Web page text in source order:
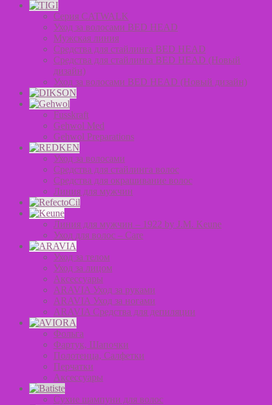
Серия CATWALK
Уход за волосами BED HEAD
Мужская линия
Средства для стайлинга BED HEAD
Средства для стайлинга BED HEAD (Новый
дизайн)
Уход за волосами BED HEAD (Новый дизайн)
Fusskraft
Gehwol Med
Gehwol Preparations
Уход за волосами
Средства для стайлинга волос
Средства для окрашивание волос
Линия для мужчин
Линия для мужчин – 1922 by J.M. Keune
Уход для волос – Сare
Уход за телом
Уход за лицом
Аксессуары
ARAVIA Уход за руками
ARAVIA Уход за ногами
ARAVIA Средства для депиляции
Фольга
Фартук, Шапочки
Полотенца, Салфетки
Перчатки
Аксессуары
Сухие шампуни для волос